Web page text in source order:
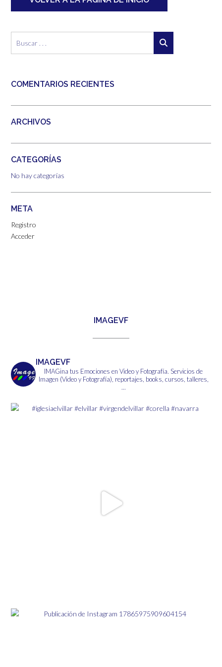
COMENTARIOS RECIENTES
ARCHIVOS
CATEGORÍAS
No hay categorías
META
Registro
Acceder
IMAGEVF
IMAGEVF
IMAGina tus Emociones en Video y Fotografía. Servicios de
Imagen (Video y Fotografía), reportajes, books, cursos, talleres,
...